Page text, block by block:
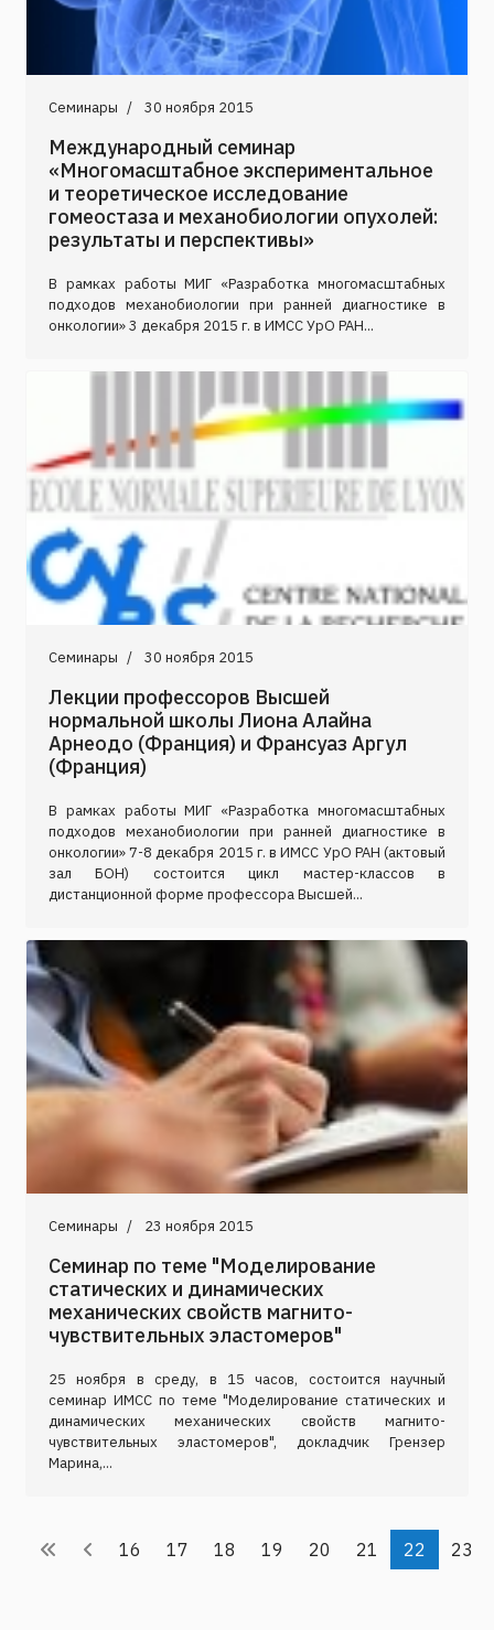
Семинары 30 ноября 2015
Международный семинар
«Многомасштабное экспериментальное
и теоретическое исследование
гомеостаза и механобиологии опухолей:
результаты и перспективы»
В рамках работы МИГ «Разработка многомасштабных
подходов механобиологии при ранней диагностике в
онкологии» 3 декабря 2015 г. в ИМСС УрО РАН...
Семинары 30 ноября 2015
Лекции профессоров Высшей
нормальной школы Лиона Алайна
Арнеодо (Франция) и Франсуаз Аргул
(Франция)
В рамках работы МИГ «Разработка многомасштабных
подходов механобиологии при ранней диагностике в
онкологии» 7-8 декабря 2015 г. в ИМСС УрО РАН (актовый
зал БОН) состоится цикл мастер-классов в
дистанционной форме профессора Высшей...
Семинары 23 ноября 2015
Семинар по теме "Моделирование
статических и динамических
механических свойств магнито-
чувствительных эластомеров"
25 ноября в среду, в 15 часов, состоится научный
семинар ИМСС по теме "Моделирование статических и
динамических механических свойств магнито-
чувствительных эластомеров", докладчик Грензер
Марина,...
16 17 18 19 20 21 22 23